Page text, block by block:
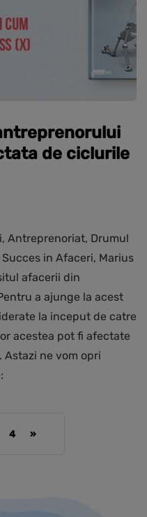
de ciclurile
Antreprenoriat, Drumul
in Afaceri, Marius
afacerii din
a ajunge la acest
la inceput de catre
acestea pot fi afectate
ne vom opri
4 »